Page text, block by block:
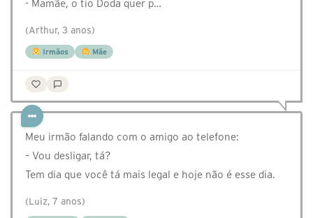
- Mamãe, o tio Doda quer p…
(Arthur, 3 anos)
Irmãos Mãe
Meu irmão falando com o amigo ao telefone:
– Vou desligar, tá?
Tem dia que você tá mais legal e hoje não é esse dia.
(Luiz, 7 anos)